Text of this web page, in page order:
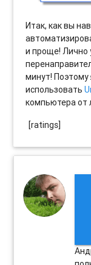
Итак, как вы
и проще! Лично
минут!
использовать
компьютера от
[ratings]